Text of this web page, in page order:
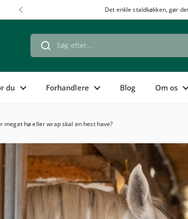
Forrige
Det enkle staldkøkken, gør
du Forhandlere Blog Om os
meget hø eller wrap skal en hest have?